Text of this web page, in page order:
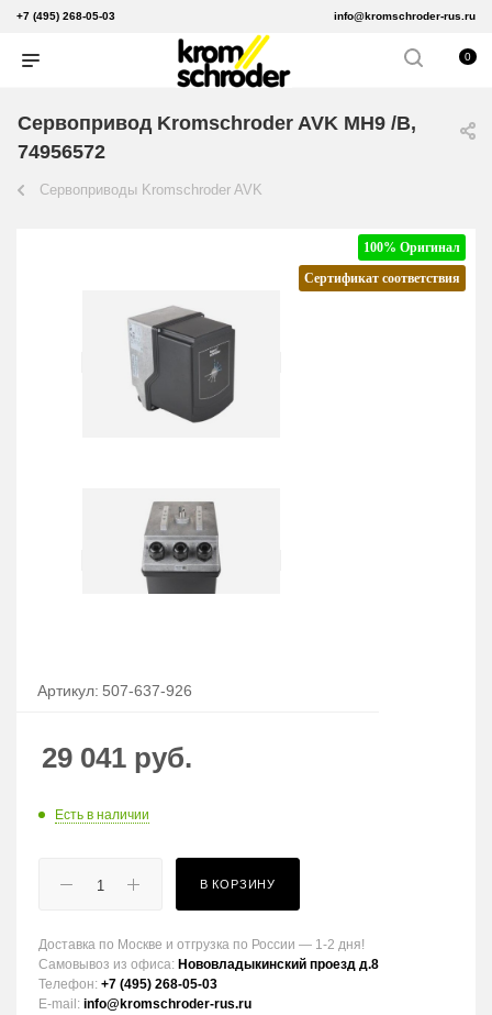
+7 (495) 268-05-03 info@kromschroder-rus.ru
0
Сервопривод Kromschroder AVK MH9 /B,
74956572
Сервоприводы Kromschroder AVK
100% Оригинал
Сертификат соответствия
Артикул: 507-637-926
29 041 руб.
Есть в наличии
В КОРЗИНУ
Доставка по Москве и отгрузка по России — 1-2 дня!
Самовывоз из офиса: Нововладыкинский проезд д.8
Телефон: +7 (495) 268-05-03
E-mail: info@kromschroder-rus.ru